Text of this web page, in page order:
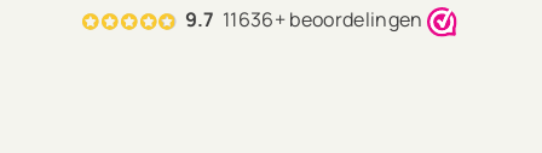
9.7 11636+ beoordelingen